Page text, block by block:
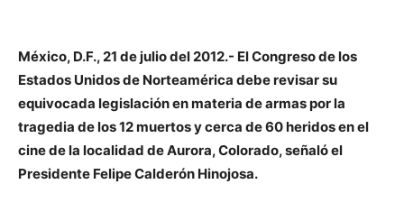
México, D.F., 21 de julio del 2012.- El Congreso de los
Estados Unidos de Norteamérica debe revisar su
equivocada legislación en materia de armas por la
tragedia de los 12 muertos y cerca de 60 heridos en el
cine de la localidad de Aurora, Colorado, señaló el
Presidente Felipe Calderón Hinojosa.